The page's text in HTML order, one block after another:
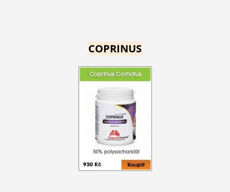
COPRINUS